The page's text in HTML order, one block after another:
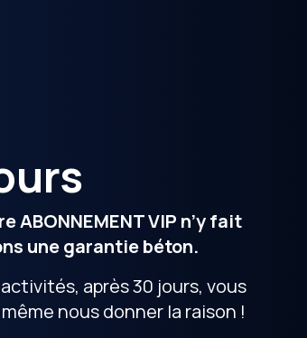
ABONNEMENT VIP n’y fait
une garantie béton.
après 30 jours, vous
nous donner la raison !